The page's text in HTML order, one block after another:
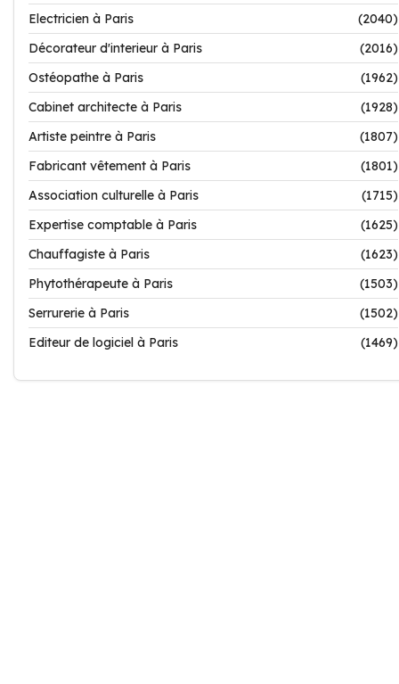
Electricien à Paris
(2040)
Décorateur d'interieur à Paris
(2016)
Ostéopathe à Paris
(1962)
Cabinet architecte à Paris
(1928)
Artiste peintre à Paris
(1807)
Fabricant vêtement à Paris
(1801)
Association culturelle à Paris
(1715)
Expertise comptable à Paris
(1625)
Chauffagiste à Paris
(1623)
Phytothérapeute à Paris
(1503)
Serrurerie à Paris
(1502)
Editeur de logiciel à Paris
(1469)